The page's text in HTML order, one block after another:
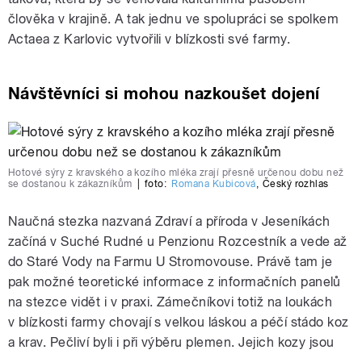
člověka v krajině. A tak jednu ve spolupráci se spolkem
Actaea z Karlovic vytvořili v blízkosti své farmy.
Návštěvníci si mohou nazkoušet dojení
Hotové sýry z kravského a kozího mléka zrají přesně určenou dobu než
se dostanou k zákazníkům
foto: Romana Kubicová, Český rozhlas
Naučná stezka nazvaná Zdraví a příroda v Jeseníkách
začíná v Suché Rudné u Penzionu Rozcestník a vede až
do Staré Vody na Farmu U Stromovouse. Právě tam je
pak možné teoretické informace z informačních panelů
na stezce vidět i v praxi. Zámečníkovi totiž na loukách
v blízkosti farmy chovají s velkou láskou a péčí stádo koz
a krav. Pečliví byli i při výběru plemen. Jejich kozy jsou